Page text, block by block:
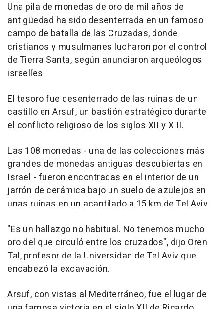
Una pila de monedas de oro de mil años de
antigüedad ha sido desenterrada en un famoso
campo de batalla de las Cruzadas, donde
cristianos y musulmanes lucharon por el control
de Tierra Santa, según anunciaron arqueólogos
israelíes.
El tesoro fue desenterrado de las ruinas de un
castillo en Arsuf, un bastión estratégico durante
el conflicto religioso de los siglos XII y XIII.
Las 108 monedas - una de las colecciones más
grandes de monedas antiguas descubiertas en
Israel - fueron encontradas en el interior de un
jarrón de cerámica bajo un suelo de azulejos en
unas ruinas en un acantilado a 15 km de Tel Aviv.
"Es un hallazgo no habitual. No tenemos mucho
oro del que circuló entre los cruzados", dijo Oren
Tal, profesor de la Universidad de Tel Aviv que
encabezó la excavación.
Arsuf, con vistas al Mediterráneo, fue el lugar de